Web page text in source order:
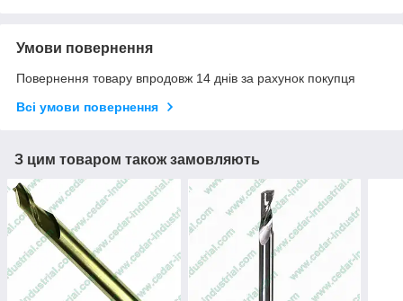
Умови повернення
Повернення товару впродовж 14 днів за рахунок покупця
Всі умови повернення
З цим товаром також замовляють